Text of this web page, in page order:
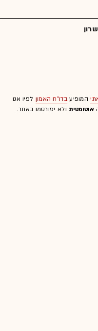
המופיעבדו"ח האמון לפיו אנו
אוטומטיתולא יפורסמו באתר.